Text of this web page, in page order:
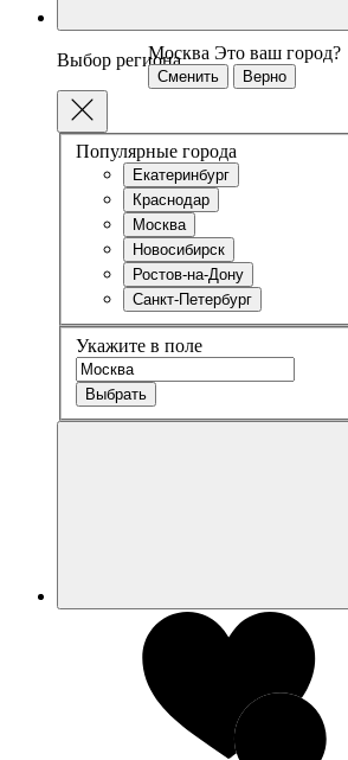
Выбор региона
Популярные города
Екатеринбург
Краснодар
Москва
Новосибирск
Ростов-на-Дону
Санкт-Петербург
Укажите в поле
Выбрать
Москва Это ваш город?
Сменить Верно